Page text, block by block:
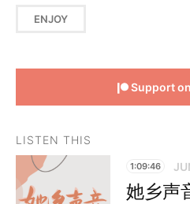
ENJOY
Support
LISTEN THIS
1:09:46
她乡声